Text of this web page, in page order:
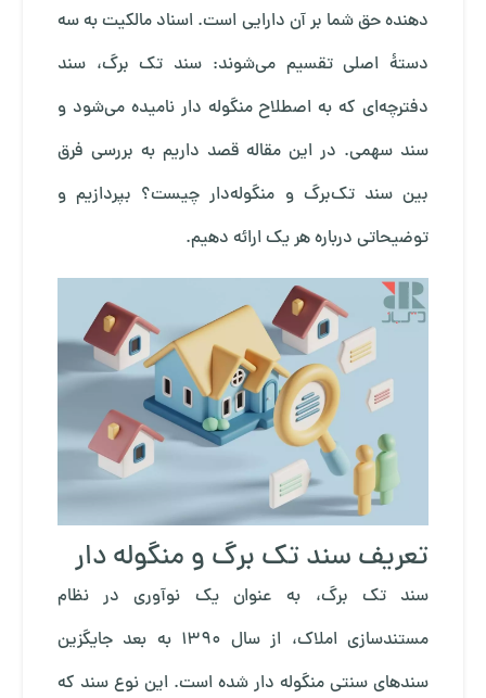
دهنده حق شما بر آن دارایی است. اسناد مالکیت به سه
دستهٔ اصلی تقسیم می‌شوند: سند تک برگ، سند
دفترچه‌ای که به اصطلاح منگوله دار نامیده می‌شود و
سند سهمی. در این مقاله قصد داریم به بررسی فرق
بین سند تک‌برگ و منگوله‌دار چیست؟ بپردازیم و
توضیحاتی درباره هر یک ارائه دهیم.
تعریف سند تک برگ و منگوله دار
سند تک برگ، به عنوان یک نوآوری در نظام
مستندسازی املاک، از سال 1390 به بعد جایگزین
سندهای سنتی منگوله دار شده است. این نوع سند که